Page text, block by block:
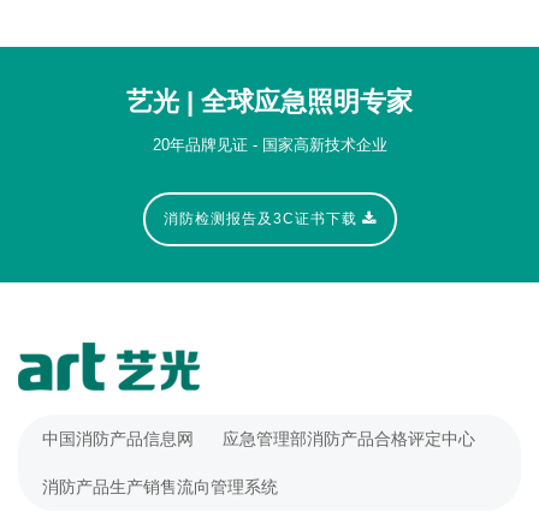
艺光 | 全球应急照明专家
20年品牌见证 - 国家高新技术企业
消防检测报告及3C证书下载
中国消防产品信息网 应急管理部消防产品合格评定中心
消防产品生产销售流向管理系统